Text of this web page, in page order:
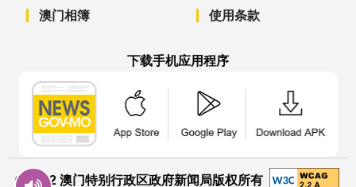
澳门相簿 使用条款
下载手机应用程序
© 2022 澳门特别行政区政府新闻局版权所有